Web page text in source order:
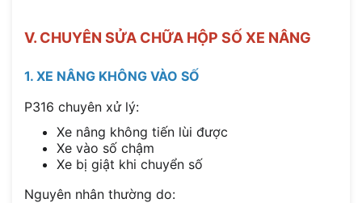
V. CHUYÊN SỬA CHỮA HỘP SỐ XE NÂNG
1. XE NÂNG KHÔNG VÀO SỐ
P316 chuyên xử lý:
Xe nâng không tiến lùi được
Xe vào số chậm
Xe bị giật khi chuyển số
Nguyên nhân thường do: